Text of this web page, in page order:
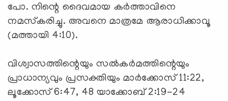
പോ. നിന്റെ ദൈവമായ കര്‍ത്താവിനെ
നമസ്‌കരിച്ചു. അവനെ മാത്രമേ ആരാധിക്കാവൂ
(മത്തായി 4:10).
വിശ്വാസത്തിന്റെയും സല്‍കര്‍മത്തിന്റെയും
പ്രാധാന്യവും പ്രസക്തിയും മാര്‍ക്കോസ് 11:22,
ലൂക്കോസ് 6:47, 48 യാക്കോബ് 2:19-24